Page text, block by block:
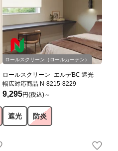
ロールスクリーン（ロールカーテン）
ロールスクリーン -エルデBC 遮光-
幅広対応商品 N-8215-8229
9,295円(税込)～
遮光 防炎